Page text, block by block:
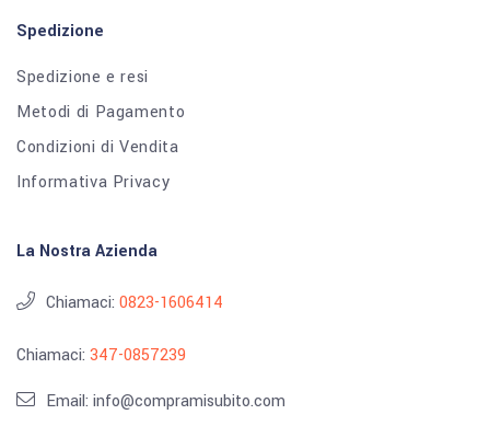
Spedizione
Spedizione e resi
Metodi di Pagamento
Condizioni di Vendita
Informativa Privacy
La Nostra Azienda
Chiamaci: 0823-1606414
Chiamaci: 347-0857239
Email: info@compramisubito.com